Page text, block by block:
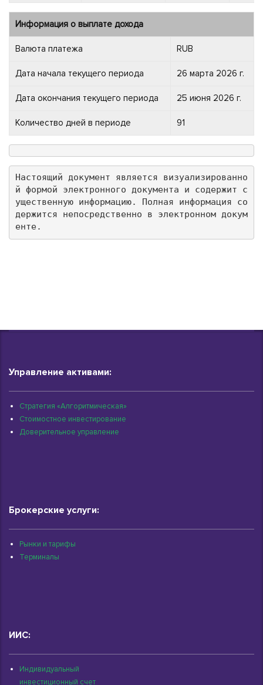
Информация о выплате дохода
Валюта платежа RUB
Дата начала текущего периода 26 марта 2026 г.
Дата окончания текущего периода 25 июня 2026 г.
Количество дней в периоде 91
Настоящий документ является визуализированно
й формой электронного документа и содержит с
ущественную информацию. Полная информация со
держится непосредственно в электронном докум
енте.
Управление активами:
Стратегия «Алгоритмическая»
Стоимостное инвестирование
Доверительное управление
Брокерские услуги:
Рынки и тарифы
Терминалы
ИИС:
Индивидуальный
инвестиционный счет